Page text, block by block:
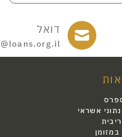
דואל
אשראי
במזומן